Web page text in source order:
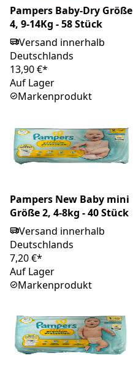
Pampers Baby-Dry Größe
4, 9-14Kg - 58 Stück
Versand innerhalb
Deutschlands
13,90 €*
Auf Lager
Markenprodukt
Pampers New Baby mini
Größe 2, 4-8kg - 40 Stück
Versand innerhalb
Deutschlands
7,20 €*
Auf Lager
Markenprodukt